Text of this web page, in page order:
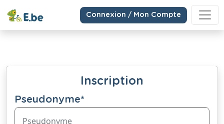
Connexion / Mon Compte
Inscription
Pseudonyme*